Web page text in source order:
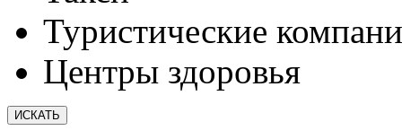
Туристические
Центры здоровья